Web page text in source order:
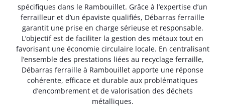
spécifiques dans le Rambouillet. Grâce à l’expertise d’un
ferrailleur et d’un épaviste qualifiés, Débarras ferraille
garantit une prise en charge sérieuse et responsable.
L’objectif est de faciliter la gestion des métaux tout en
favorisant une économie circulaire locale. En centralisant
l’ensemble des prestations liées au recyclage ferraille,
Débarras ferraille à Rambouillet apporte une réponse
cohérente, efficace et durable aux problématiques
d’encombrement et de valorisation des déchets
métalliques.